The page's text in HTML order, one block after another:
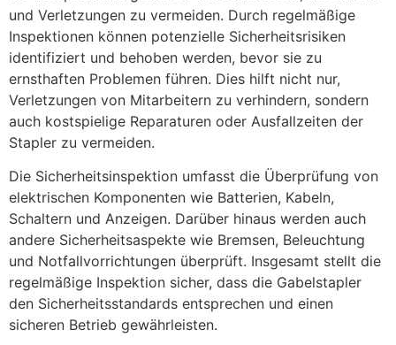
und Verletzungen zu vermeiden. Durch regelmäßige
Inspektionen können potenzielle Sicherheitsrisiken
identifiziert und behoben werden, bevor sie zu
ernsthaften Problemen führen. Dies hilft nicht nur,
Verletzungen von Mitarbeitern zu verhindern, sondern
auch kostspielige Reparaturen oder Ausfallzeiten der
Stapler zu vermeiden.
Die Sicherheitsinspektion umfasst die Überprüfung von
elektrischen Komponenten wie Batterien, Kabeln,
Schaltern und Anzeigen. Darüber hinaus werden auch
andere Sicherheitsaspekte wie Bremsen, Beleuchtung
und Notfallvorrichtungen überprüft. Insgesamt stellt die
regelmäßige Inspektion sicher, dass die Gabelstapler
den Sicherheitsstandards entsprechen und einen
sicheren Betrieb gewährleisten.